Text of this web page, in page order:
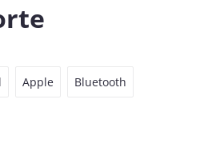
Apple Bluetooth